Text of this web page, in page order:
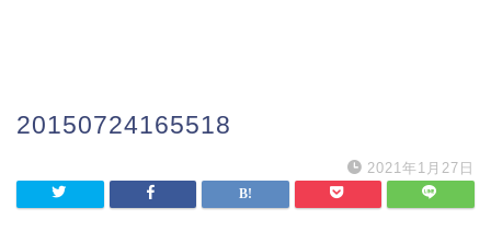
20150724165518
2021年1月27日